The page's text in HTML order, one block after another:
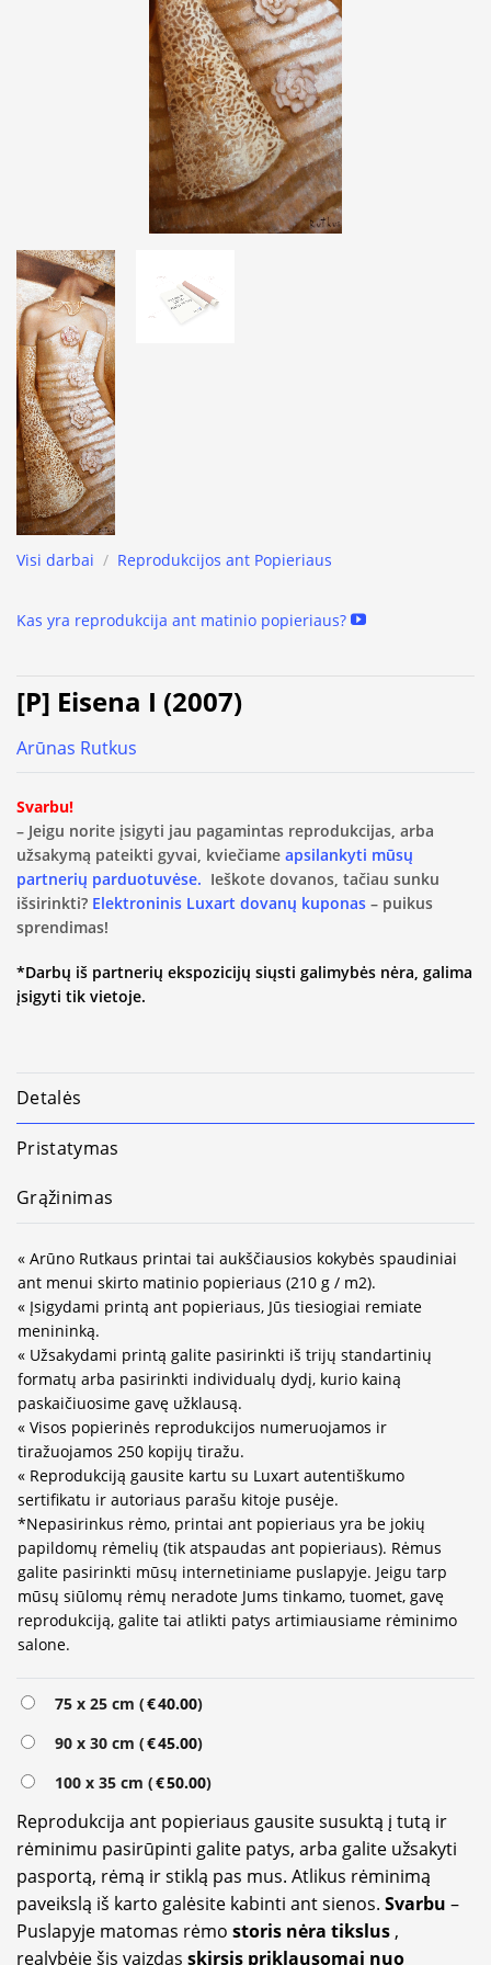
Visi darbai / Reprodukcijos ant Popieriaus
Kas yra reprodukcija ant matinio popieriaus?
[P] Eisena I (2007)
Arūnas Rutkus
Svarbu!
– Jeigu norite įsigyti jau pagamintas reprodukcijas, arba
užsakymą pateikti gyvai, kviečiame apsilankyti mūsų
partnerių parduotuvėse. Ieškote dovanos, tačiau sunku
išsirinkti? Elektroninis Luxart dovanų kuponas – puikus
sprendimas!
*Darbų iš partnerių ekspozicijų siųsti galimybės nėra, galima
įsigyti tik vietoje.
Detalės
Pristatymas
Grąžinimas
« Arūno Rutkaus printai tai aukščiausios kokybės spaudiniai
ant menui skirto matinio popieriaus (210 g / m2).
« Įsigydami printą ant popieriaus, Jūs tiesiogiai remiate
menininką.
« Užsakydami printą galite pasirinkti iš trijų standartinių
formatų arba pasirinkti individualų dydį, kurio kainą
paskaičiuosime gavę užklausą.
« Visos popierinės reprodukcijos numeruojamos ir
tiražuojamos 250 kopijų tiražu.
« Reprodukciją gausite kartu su Luxart autentiškumo
sertifikatu ir autoriaus parašu kitoje pusėje.
*Nepasirinkus rėmo, printai ant popieriaus yra be jokių
papildomų rėmelių (tik atspaudas ant popieriaus). Rėmus
galite pasirinkti mūsų internetiniame puslapyje. Jeigu tarp
mūsų siūlomų rėmų neradote Jums tinkamo, tuomet, gavę
reprodukciją, galite tai atlikti patys artimiausiame rėminimo
salone.
75 x 25 cm (€40.00)
90 x 30 cm (€45.00)
100 x 35 cm (€50.00)
Reprodukcija ant popieriaus gausite susuktą į tutą ir
rėminimu pasirūpinti galite patys, arba galite užsakyti
pasportą, rėmą ir stiklą pas mus. Atlikus rėminimą
paveikslą iš karto galėsite kabinti ant sienos. Svarbu –
Puslapyje matomas rėmo storis nėra tikslus ,
realybėje šis vaizdas skirsis priklausomai nuo
Alternative: